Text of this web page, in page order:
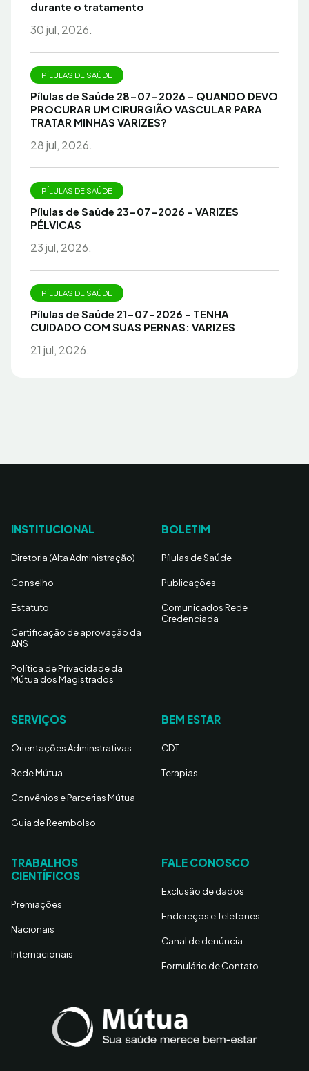
durante o tratamento
30 jul, 2026.
PÍLULAS DE SAÚDE
Pílulas de Saúde 28-07-2026 – QUANDO DEVO
PROCURAR UM CIRURGIÃO VASCULAR PARA
TRATAR MINHAS VARIZES?
28 jul, 2026.
PÍLULAS DE SAÚDE
Pílulas de Saúde 23-07-2026 – VARIZES
PÉLVICAS
23 jul, 2026.
PÍLULAS DE SAÚDE
Pílulas de Saúde 21-07-2026 – TENHA
CUIDADO COM SUAS PERNAS: VARIZES
21 jul, 2026.
INSTITUCIONAL
Diretoria (Alta Administração)
Conselho
Estatuto
Certificação de aprovação da
ANS
Política de Privacidade da
Mútua dos Magistrados
BOLETIM
Pílulas de Saúde
Publicações
Comunicados Rede
Credenciada
SERVIÇOS
Orientações Adminstrativas
Rede Mútua
Convênios e Parcerias Mútua
Guia de Reembolso
BEM ESTAR
CDT
Terapias
TRABALHOS
CIENTÍFICOS
Premiações
Nacionais
Internacionais
FALE CONOSCO
Exclusão de dados
Endereços e Telefones
Canal de denúncia
Formulário de Contato